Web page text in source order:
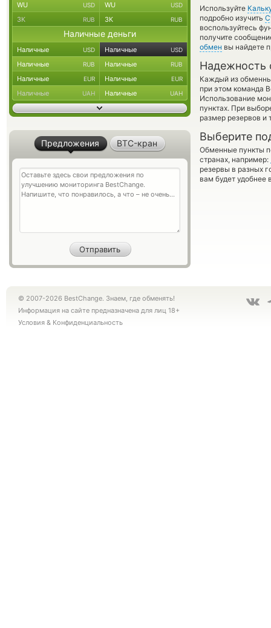
Используйте
подробно изучить
воспользуйтесь
получите
обмен вы найдете
Надежность
Каждый из
при этом команда
Использование
пунктах. При
размер резервов и
Выберите
Обменные пункты
странах, например:
резервы в разных
вам будет удобнее
WU USD WU USD
ЗК RUB ЗК RUB
Наличные деньги
Наличные USD Наличные USD
Наличные RUB Наличные RUB
Наличные EUR Наличные EUR
Наличные UAH Наличные UAH
Предложения BTC-кран
© 2007-2026 BestChange. Знаем, где обменять!
Информация на сайте предназначена для лиц 18+
Условия & Конфиденциальность